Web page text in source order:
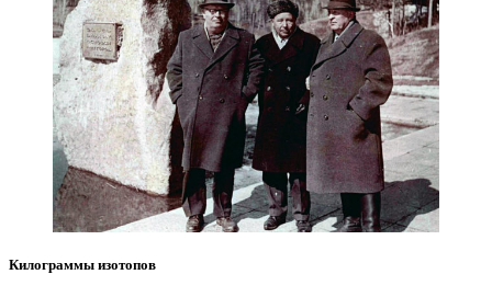
Килограммы изотопов